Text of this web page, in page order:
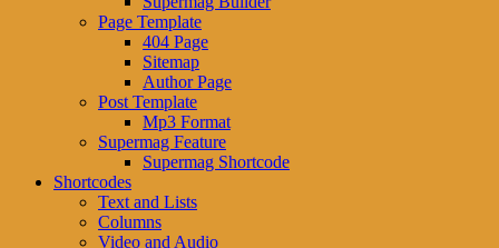
Page Template
404 Page
Sitemap
Author Page
Post Template
Mp3 Format
Supermag Feature
Supermag Shortcode
Shortcodes
Text and Lists
Columns
Video and Audio